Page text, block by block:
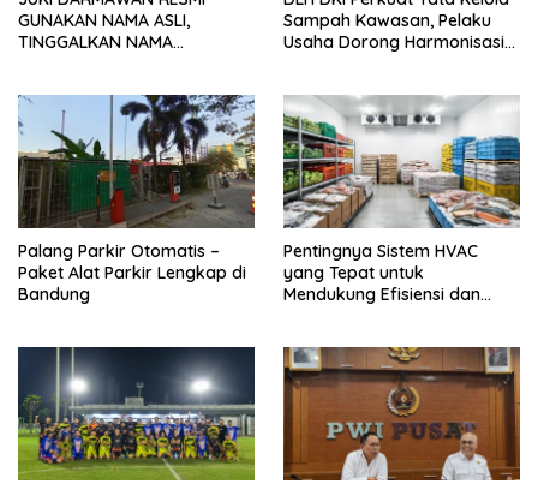
GUNAKAN NAMA ASLI,
TINGGALKAN NAMA
JAKARTA
Sampah Kawasan, Pelaku
Usaha Dorong Harmonisasi
Palang Parkir Otomatis –
Paket Alat Parkir Lengkap di
Bandung
Pentingnya Sistem HVAC
yang Tepat untuk
Mendukung Efisiensi dan